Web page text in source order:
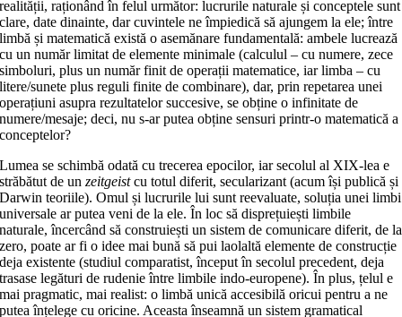
realității, raționând în felul următor: lucrurile naturale și conceptele sunt
clare, date dinainte, dar cuvintele ne împiedică să ajungem la ele; între
limbă și matematică există o asemănare fundamentală: ambele lucrează
cu un număr limitat de elemente minimale (calculul – cu numere, zece
simboluri, plus un număr finit de operații matematice, iar limba – cu
litere/sunete plus reguli finite de combinare), dar, prin repetarea unei
operațiuni asupra rezultatelor succesive, se obține o infinitate de
numere/mesaje; deci, nu s-ar putea obține sensuri printr-o matematică a
conceptelor?
Lumea se schimbă odată cu trecerea epocilor, iar secolul al XIX-lea e
străbătut de unzeitgeistcu totul diferit, secularizant (acum își publică și
Darwin teoriile). Omul și lucrurile lui sunt reevaluate, soluția unei limbi
universale ar putea veni de la ele. În loc să disprețuiești limbile
naturale, încercând să construiești un sistem de comunicare diferit, de la
zero, poate ar fi o idee mai bună să pui laolaltă elemente de construcție
deja existente (studiul comparatist, început în secolul precedent, deja
trasase legături de rudenie între limbile indo-europene). În plus, țelul e
mai pragmatic, mai realist: o limbă unică accesibilă oricui pentru a ne
putea înțelege cu oricine. Aceasta înseamnă un sistem gramatical